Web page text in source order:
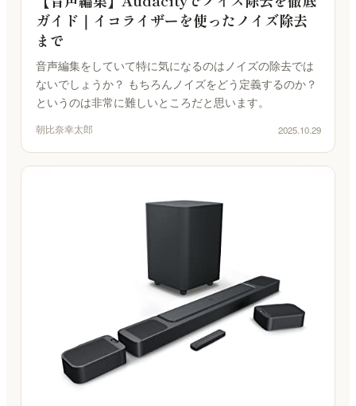
ガイド｜イコライザーを使ったノイズ除去
まで
音声編集をしていて特に気になるのはノイズの除去では
ないでしょうか？ もちろんノイズをどう定義するのか？
というのは非常に難しいところだと思います。
朝比奈幸太郎 2025.10.29